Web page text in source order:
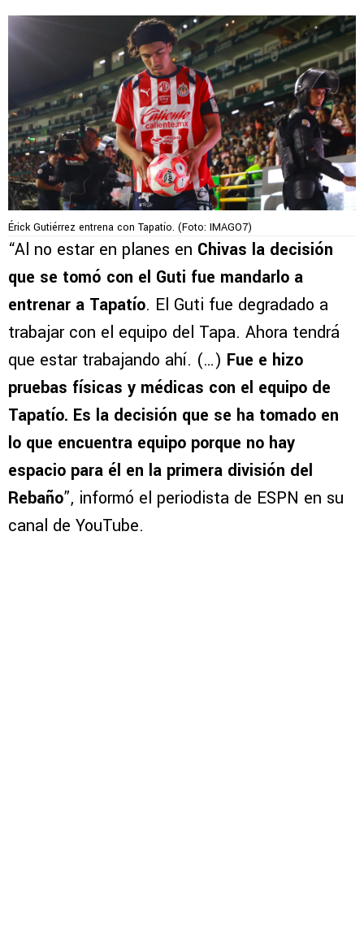
Érick Gutiérrez entrena con Tapatío. (Foto: IMAGO7)
“Al no estar en planes en Chivas la decisión
que se tomó con el Guti fue mandarlo a
entrenar a Tapatío. El Guti fue degradado a
trabajar con el equipo del Tapa. Ahora tendrá
que estar trabajando ahí. (…) Fue e hizo
pruebas físicas y médicas con el equipo de
Tapatío. Es la decisión que se ha tomado en
lo que encuentra equipo porque no hay
espacio para él en la primera división del
Rebaño”, informó el periodista de ESPN en su
canal de YouTube.